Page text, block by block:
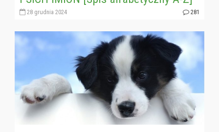
28 grudnia 2024 281